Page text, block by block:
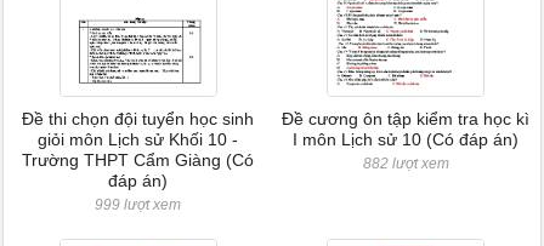
Đề thi chọn đội tuyển học sinh
giỏi môn Lịch sử Khối 10 -
Trường THPT Cẩm Giàng (Có
đáp án)
999 lượt xem
Đề cương ôn tập kiểm tra học kì
I môn Lịch sử 10 (Có đáp án)
882 lượt xem